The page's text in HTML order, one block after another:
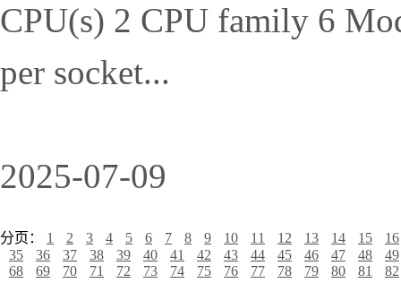
CPU(s) 2 CPU family 6
per socket...
2025-07-09
分页： 1 2 3 4 5 6 7 8 9 10 11 12 13 14 15
16
35
36 37 38 39 40 41 42 43 44 45 46 47 48
49
68
69 70 71 72 73 74 75 76 77 78 79 80 81 82